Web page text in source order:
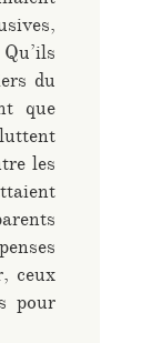
du
que
les
ceux
pour